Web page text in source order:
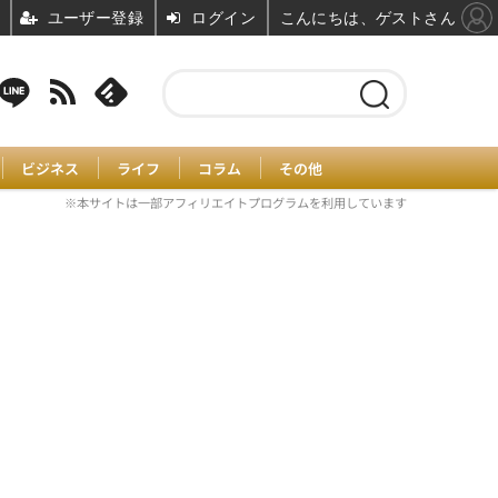
ビジネス ライフ コラム その他
※本サイトは一部アフィリエイトプログラムを利用しています
ユーザー登録 ログイン こんにちは、ゲストさん